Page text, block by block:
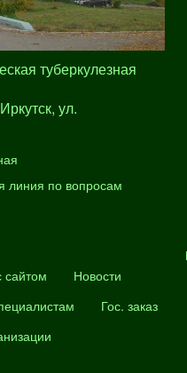
туберкулезная
ул.
линия по вопросам
сайтом
Новости
Гос. заказ